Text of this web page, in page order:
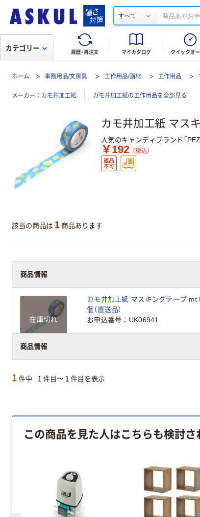
すべて
履歴・再注文 マイカタログ クイックオ
カテゴリー
ホーム 事務用品/文房具 工作用品/画材 工作用品
メーカー カモ井加工紙 カモ井加工紙の工作用品を全部見る
カモ井加工紙 マス
人気のキャンディブランド「
￥192 （税込）
該当の商品は 1 商品あります
商品情報
商品情報
在庫切れ
カモ井加工紙 マスキングテープ
個（直送品）
お申込番号
UK06941
1 件中 1 件目〜 1 件目を表示
この商品を見た人はこちらも検討